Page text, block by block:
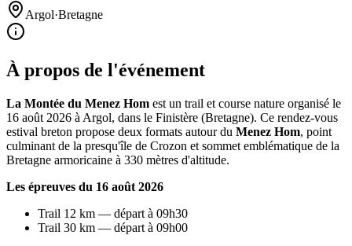
Argol·Bretagne
À propos de l'événement
La Montée du Menez Hom est un trail et course nature organisé le
16 août 2026 à Argol, dans le Finistère (Bretagne). Ce rendez-vous
estival breton propose deux formats autour du Menez Hom, point
culminant de la presqu'île de Crozon et sommet emblématique de la
Bretagne armoricaine à 330 mètres d'altitude.
Les épreuves du 16 août 2026
Trail 12 km — départ à 09h30
Trail 30 km — départ à 09h00